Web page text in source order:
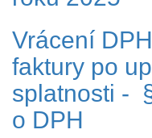
Vrácení
faktury po
splatnosti -
o DPH